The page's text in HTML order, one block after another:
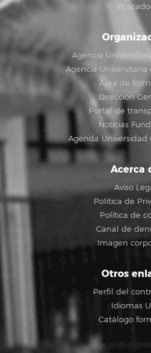
Agencia
Agencia Universitaria
Área de
Dirección
Portal de
Noticias
Agenda Universidad
Acerca
Aviso
Política de
Política de
Canal de
Imagen
Otros
Perfil del
Idiomas
Catálogo